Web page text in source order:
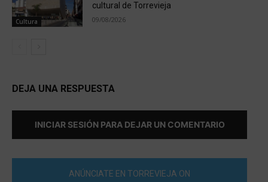
Cultura
cultural de Torrevieja
09/08/2026
DEJA UNA RESPUESTA
INICIAR SESIÓN PARA DEJAR UN COMENTARIO
ANÚNCIATE EN TORREVIEJA ON